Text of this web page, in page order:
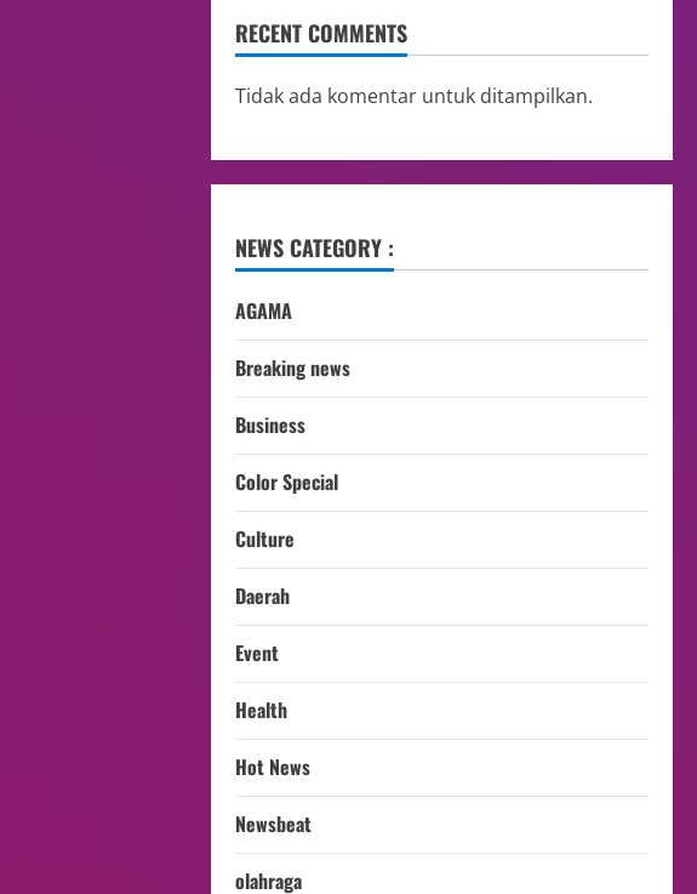
RECENT COMMENTS
Tidak ada komentar untuk ditampilkan.
NEWS CATEGORY :
AGAMA
Breaking news
Business
Color Special
Culture
Daerah
Event
Health
Hot News
Newsbeat
olahraga